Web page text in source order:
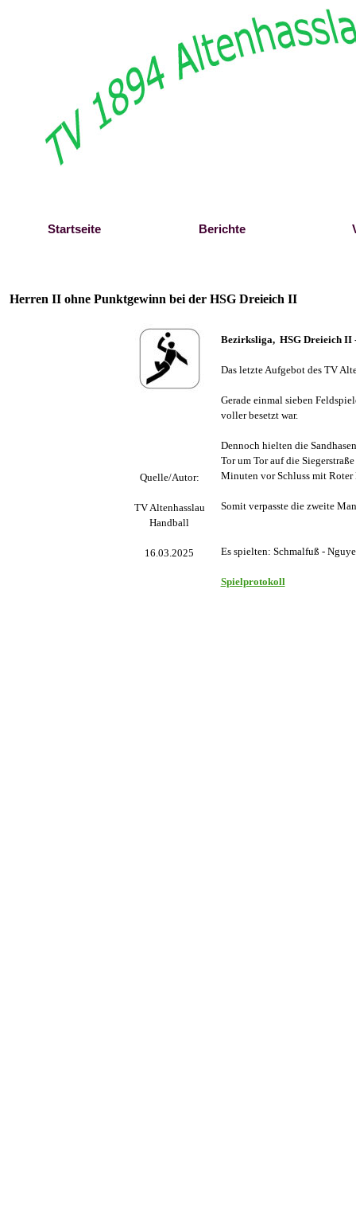
Startseite Berichte
Herren II ohne Punktgewinn bei der HSG Dreieich II
Quelle/Autor:
TV Altenhasslau
Handball
16.03.2025
Bezirksliga, HSG Dreieich II
Das letzte Aufgebot des TV
Gerade einmal sieben
voller besetzt war.
Dennoch hielten die
Tor um Tor auf die
Minuten vor Schluss mit Roter
Somit verpasste die zweite
Es spielten: Schmalfuß -
Spielprotokoll